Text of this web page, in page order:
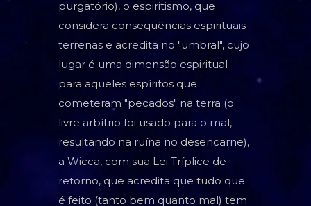
purgatório), o espiritismo, que
considera consequências espirituais
terrenas e acredita no "umbral", cujo
lugar é uma dimensão espiritual
para aqueles espíritos que
cometeram "pecados" na terra (o
livre arbítrio foi usado para o mal,
resultando na ruína no desencarne),
a Wicca, com sua Lei Tríplice de
retorno, que acredita que tudo que
é feito (tanto bem quanto mal) tem